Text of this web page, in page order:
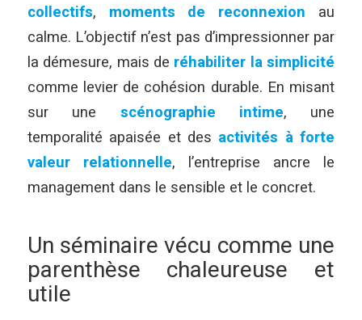
collectifs, moments de reconnexion au
calme. L’objectif n’est pas d’impressionner par
la démesure, mais de réhabiliter la simplicité
comme levier de cohésion durable. En misant
sur une scénographie intime, une
temporalité apaisée et des activités à forte
valeur relationnelle, l’entreprise ancre le
management dans le sensible et le concret.
Un séminaire vécu comme une
parenthèse chaleureuse et
utile